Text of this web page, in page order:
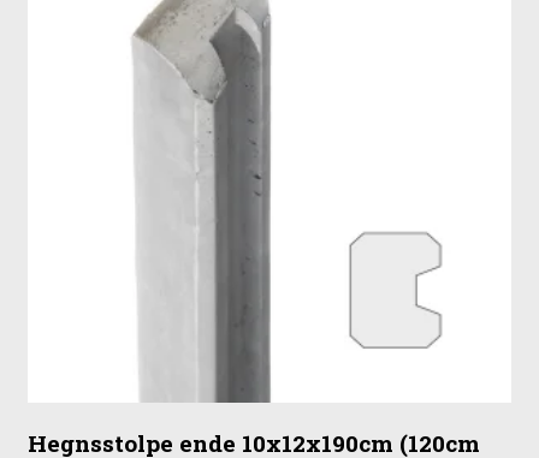
Hegnsstolpe ende 10x12x190cm (120cm